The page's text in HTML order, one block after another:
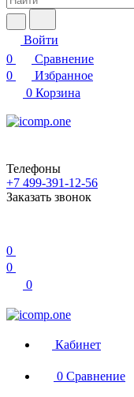
Войти
0
Сравнение
0
Избранное
0 Корзина
Телефоны
+7 499-391-12-56
Заказать звонок
0
0
0
Кабинет
0 Сравнение